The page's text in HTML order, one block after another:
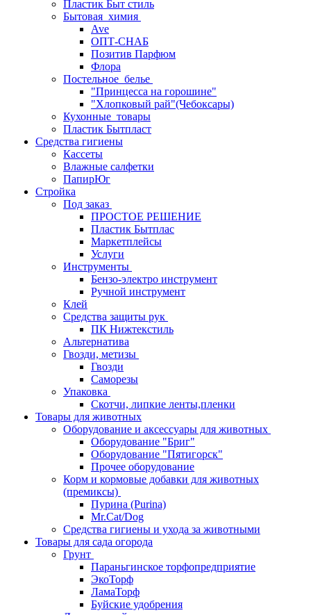
Пластик Быт стиль
Бытовая_химия
Ave
ОПТ-СНАБ
Позитив Парфюм
Флора
Постельное_белье
"Принцесса на горошине"
"Хлопковый рай"(Чебоксары)
Кухонные_товары
Пластик Бытпласт
Средства гигиены
Кассеты
Влажные салфетки
ПапирЮг
Стройка
Под заказ
ПРОСТОЕ РЕШЕНИЕ
Пластик Бытплас
Маркетплейсы
Услуги
Инструменты
Бензо-электро инструмент
Ручной инструмент
Клей
Средства защиты рук
ПК Нижтекстиль
Альтернатива
Гвозди, метизы
Гвозди
Саморезы
Упаковка
Скотчи, липкие ленты,пленки
Товары для животных
Оборудование и аксессуары для животных
Оборудование "Бриг"
Оборудование "Пятигорск"
Прочее оборудование
Корм и кормовые добавки для животных
(премиксы)
Пурина (Purina)
Mr.Cat/Dog
Средства гигиены и ухода за животными
Товары для сада огорода
Грунт
Параньгинское торфопредприятие
ЭкоТорф
ЛамаТорф
Буйские удобрения